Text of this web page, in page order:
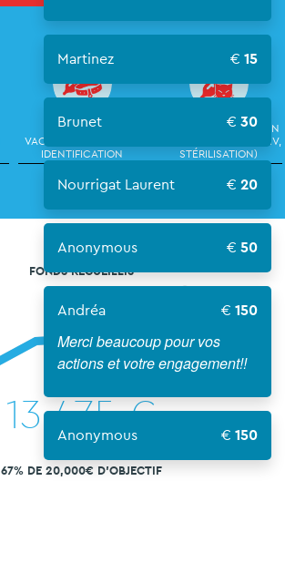
Martinez 15
Brunet 30
Nourrigat Laurent 20
Anonymous 50
Andréa 150
Merci beaucoup pour vos
actions et votre engagement!!
Anonymous 150
FINANCE UNE
VACCINATION OU UNE
IDENTIFICATION
PRISE EN CHARGE D'UN
CHAT (VACCIN, TEST FIV,
STÉRILISATION)
€150
FONDS RECUEILLIS
13,475€
67% DE 20,000€ D'OBJECTIF